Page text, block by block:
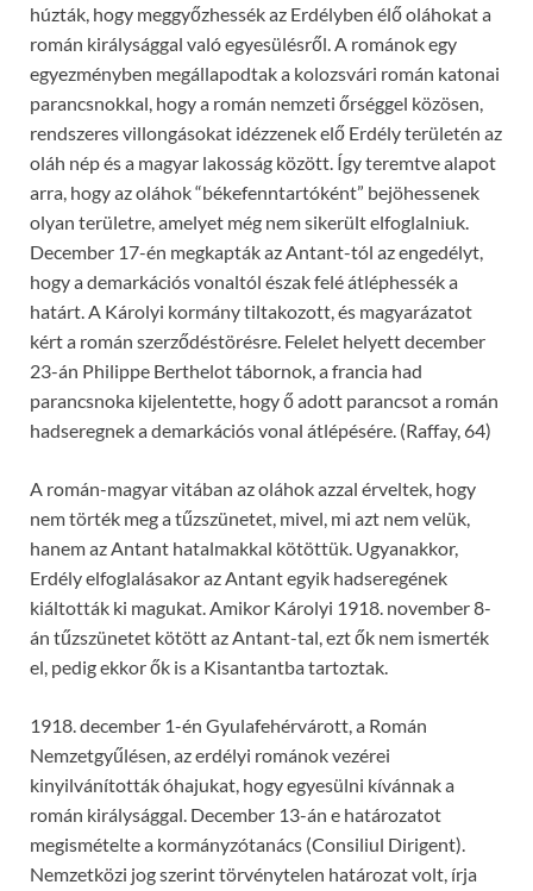
húzták, hogy meggyőzhessék az Erdélyben élő oláhokat a
román királysággal való egyesülésről. A románok egy
egyezményben megállapodtak a kolozsvári román katonai
parancsnokkal, hogy a román nemzeti őrséggel közösen,
rendszeres villongásokat idézzenek elő Erdély területén az
oláh nép és a magyar lakosság között. Így teremtve alapot
arra, hogy az oláhok “békefenntartóként” bejöhessenek
olyan területre, amelyet még nem sikerült elfoglalniuk.
December 17-én megkapták az Antant-tól az engedélyt,
hogy a demarkációs vonaltól észak felé átléphessék a
határt. A Károlyi kormány tiltakozott, és magyarázatot
kért a román szerződéstörésre. Felelet helyett december
23-án Philippe Berthelot tábornok, a francia had
parancsnoka kijelentette, hogy ő adott parancsot a román
hadseregnek a demarkációs vonal átlépésére. (Raffay, 64)
A román-magyar vitában az oláhok azzal érveltek, hogy
nem törték meg a tűzszünetet, mivel, mi azt nem velük,
hanem az Antant hatalmakkal kötöttük. Ugyanakkor,
Erdély elfoglalásakor az Antant egyik hadseregének
kiáltották ki magukat. Amikor Károlyi 1918. november 8-
án tűzszünetet kötött az Antant-tal, ezt ők nem ismerték
el, pedig ekkor ők is a Kisantantba tartoztak.
1918. december 1-én Gyulafehérvárott, a Román
Nemzetgyűlésen, az erdélyi románok vezérei
kinyilvánították óhajukat, hogy egyesülni kívánnak a
román királysággal. December 13-án e határozatot
megismételte a kormányzótanács (Consiliul Dirigent).
Nemzetközi jog szerint törvénytelen határozat volt, írja